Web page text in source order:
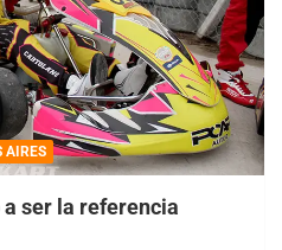
AIRES
a ser la referencia